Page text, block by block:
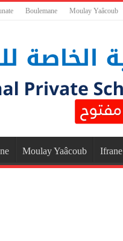
Boulemane Moulay Yaâcoub
Moulay Yaâcoub Ifrane